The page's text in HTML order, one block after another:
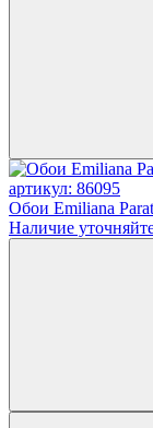
артикул: 86095
Обои Emiliana
Наличие